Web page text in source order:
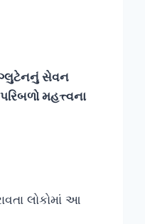
ગ્લુટેનનું સેવન
મહત્ત્વના
લોકોમાં આ